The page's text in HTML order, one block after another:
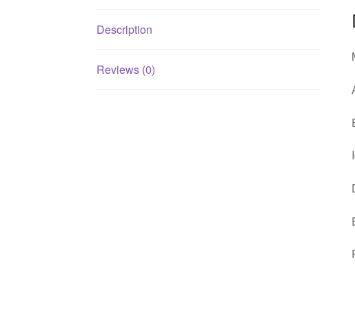
Description
Reviews (0)